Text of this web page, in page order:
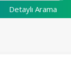
Detaylı Arama